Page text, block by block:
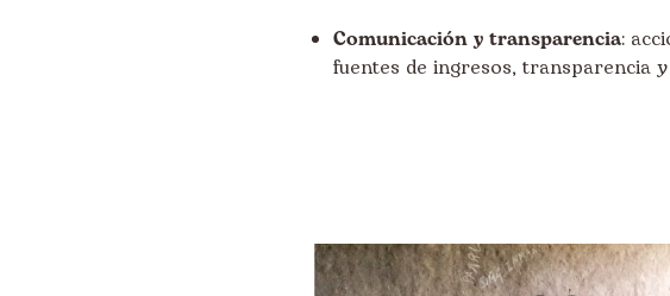
Comunicación y transparencia:
fuentes de ingresos, transparencia